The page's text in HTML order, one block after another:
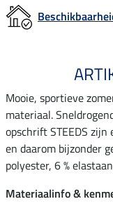
Mooie, sportieve
materiaal.
opschrift STEEDS
en daarom bijzonder
polyester, 6 %
Materiaalinfo &